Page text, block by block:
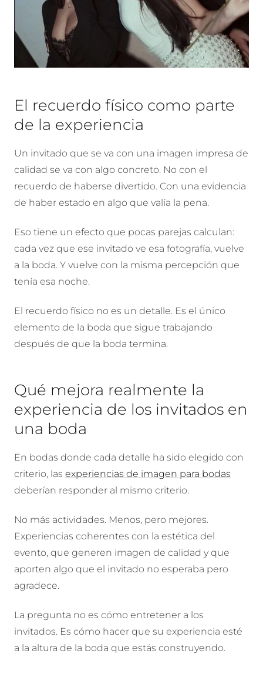
El recuerdo físico como parte
de la experiencia
Un invitado que se va con una imagen impresa de
calidad se va con algo concreto. No con el
recuerdo de haberse divertido. Con una evidencia
de haber estado en algo que valía la pena.
Eso tiene un efecto que pocas parejas calculan:
cada vez que ese invitado ve esa fotografía, vuelve
a la boda. Y vuelve con la misma percepción que
tenía esa noche.
El recuerdo físico no es un detalle. Es el único
elemento de la boda que sigue trabajando
después de que la boda termina.
Qué mejora realmente la
experiencia de los invitados en
una boda
En bodas donde cada detalle ha sido elegido con
criterio, las experiencias de imagen para bodas
deberían responder al mismo criterio.
No más actividades. Menos, pero mejores.
Experiencias coherentes con la estética del
evento, que generen imagen de calidad y que
aporten algo que el invitado no esperaba pero
agradece.
La pregunta no es cómo entretener a los
invitados. Es cómo hacer que su experiencia esté
a la altura de la boda que estás construyendo.